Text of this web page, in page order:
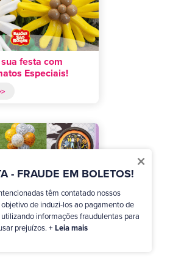
×
- FRAUDE EM BOLETOS!
têm contatado nossos
de induzi-los ao pagamento de
informações fraudulentas para
prejuízos. + Leia mais
festa com
Especiais!
balões: Infinitas